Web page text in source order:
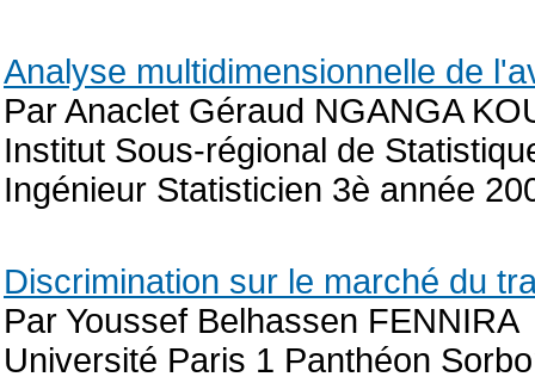
Analyse multidimensionnelle de
Par Anaclet Géraud NGANGA
Institut Sous-régional de
Ingénieur Statisticien 3è année
Discrimination sur le marché du
Par Youssef Belhassen FENNIRA
Université Paris 1 Panthéon